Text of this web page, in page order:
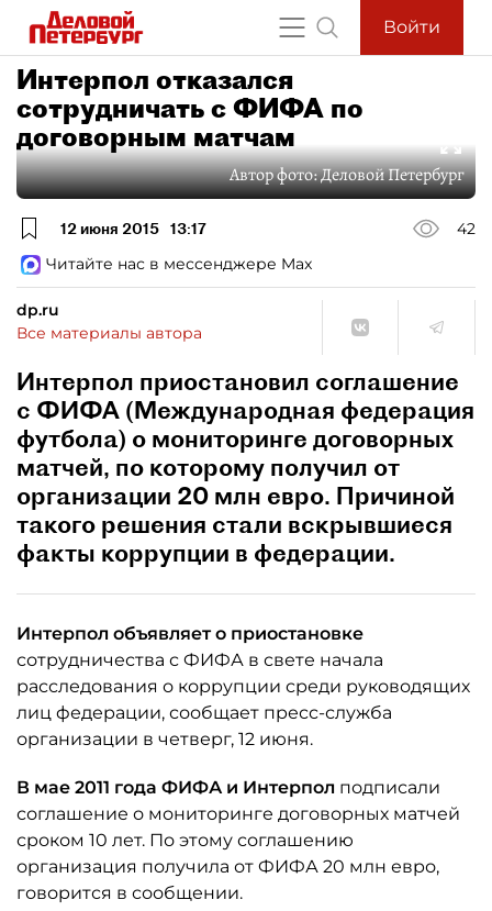
Войти
Интерпол отказался
сотрудничать с ФИФА по
договорным матчам
Автор фото:Деловой Петербург
12 июня 2015 13:17
42
Читайте нас в мессенджере Max
dp.ru
Все материалы автора
Интерпол приостановил соглашение
с ФИФА (Международная федерация
футбола) о мониторинге договорных
матчей, по которому получил от
организации 20 млн евро. Причиной
такого решения стали вскрывшиеся
факты коррупции в федерации.
Интерпол объявляет о приостановке
сотрудничества с ФИФА в свете начала
расследования о коррупции среди руководящих
лиц федерации, сообщает пресс-служба
организации в четверг, 12 июня.
В мае 2011 года ФИФА и Интерпол подписали
соглашение о мониторинге договорных матчей
сроком 10 лет. По этому соглашению
организация получила от ФИФА 20 млн евро,
говорится в сообщении.